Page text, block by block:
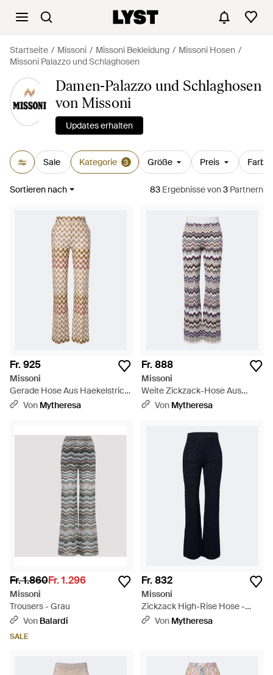
Startseite Missoni Missoni Bekleidung
Missoni Hosen
Missoni Palazzo und Schlaghosen
Damen-Palazzo und Schlaghosen
von Missoni
Updates erhalten
Sale Kategorie 3 Größe Preis Farbe
Sortieren nach 83 Ergebnissevon3 Partnern
Fr. 925
Missoni
Gerade Hose Aus Haekelstrick
- Natur
Von Mytheresa
Fr. 888
Missoni
Weite Zickzack-Hose Aus
Strick - Weiß
Von Mytheresa
Fr. 1.860Fr. 1.296
Missoni
Trousers - Grau
Von Balardi
SALE
Fr. 832
Missoni
Zickzack High-Rise Hose -
BlauVon Mytheresa